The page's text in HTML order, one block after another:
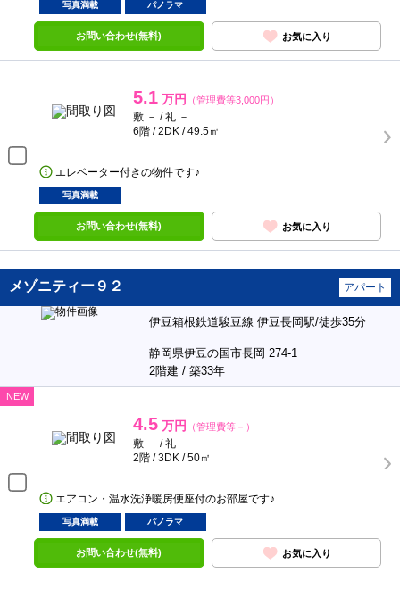
写真満載 パノラマ
お問い合わせ(無料) お気に入り
5.1 万円 （管理費等3,000円）
敷 － / 礼 －
6階 / 2DK / 49.5㎡
エレベーター付きの物件です♪
写真満載
お問い合わせ(無料) お気に入り
メゾニティー９２ アパート
伊豆箱根鉄道駿豆線 伊豆長岡駅/徒歩35分
静岡県伊豆の国市長岡 274-1
2階建 / 築33年
NEW
4.5 万円 （管理費等－）
敷 － / 礼 －
2階 / 3DK / 50㎡
エアコン・温水洗浄暖房便座付のお部屋です♪
写真満載 パノラマ
お問い合わせ(無料) お気に入り